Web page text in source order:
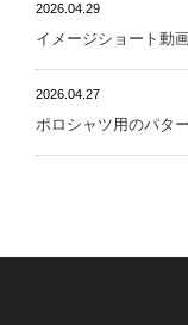
2026.04.29
イメージショート動
2026.04.27
ポロシャツ用のパタ